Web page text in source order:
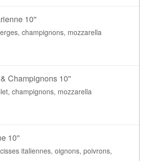
10''
champignons, mozzarella
Champignons 10''
champignons, mozzarella
10''
italiennes, oignons, poivrons,